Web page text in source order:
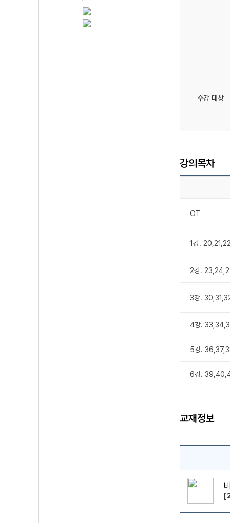
수강 대상
강의목차
OT
1강.
2강.
3강.
4강.
5강.
6강.
교재정보